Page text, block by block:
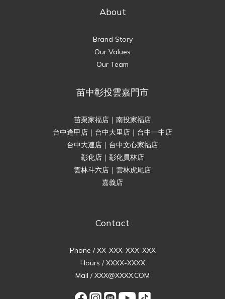
About
Brand Story
Our Values
Our Team
苗中彰投雲嘉門市
苗栗家福店｜南投家福店
台中逢甲店｜台中大里店｜台中一中店
台中大連店｜台中文心家福店
彰化店｜彰化員林店
雲林斗六店｜雲林虎尾店
嘉義店
Contact
Phone / XX-XXX-XXX-XXX
Hours / XXXX-XXXX
Mail / XXX@XXXX.COM